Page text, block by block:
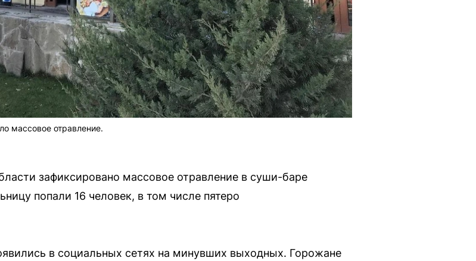
массовое отравление.
зафиксировано массовое отравление в суши-баре
попали 16 человек, в том числе пятеро
в социальных сетях на минувших выходных. Горожане